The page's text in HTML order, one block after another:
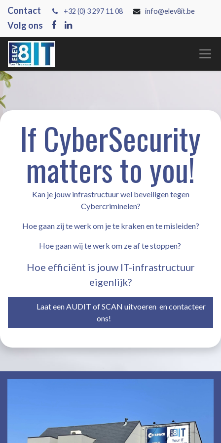
Contact +32 (0) 3 297 11 08 info@elev8it.be
Volg ons
If CyberSecurity
matters to you!
Kan je jouw infrastructuur wel beveiligen tegen
Cybercriminelen?
Hoe gaan zij te werk om je te kraken en te misleiden?
Hoe gaan wij te werk om ze af te stoppen?
Hoe efficiënt is jouw IT-infrastructuur
eigenlijk?
Laat een AUDIT of SCAN uitvoeren en contacteer
ons!